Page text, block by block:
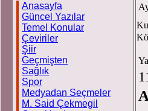
Anasayfa
Güncel Yazılar
Temel Konular
Çeviriler
Şiir
Geçmişten
Sağlık
Spor
Medyadan Seçmeler
M. Said Çekmegil